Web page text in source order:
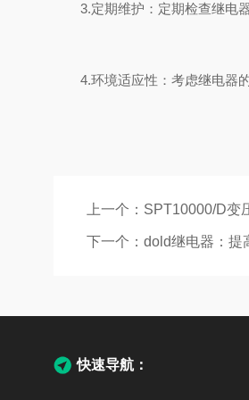
3.定期维护：定期检查继电器
4.环境适应性：考虑继电器的
上一个： SPT10000/D变
下一个： dold继电器：提
快速导航：